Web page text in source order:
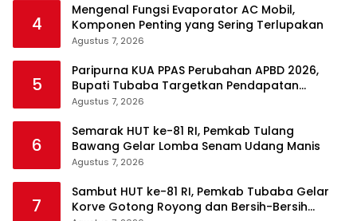
4
Mengenal Fungsi Evaporator AC Mobil,
Komponen Penting yang Sering Terlupakan
Agustus 7, 2026
5
Paripurna KUA PPAS Perubahan APBD 2026,
Bupati Tubaba Targetkan Pendapatan
Daerah Rp820,3 Miliar
Agustus 7, 2026
6
Semarak HUT ke-81 RI, Pemkab Tulang
Bawang Gelar Lomba Senam Udang Manis
Agustus 7, 2026
7
Sambut HUT ke-81 RI, Pemkab Tubaba Gelar
Korve Gotong Royong dan Bersih-Bersih